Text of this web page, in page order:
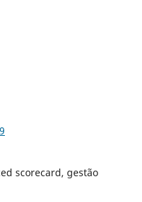
scorecard, gestão